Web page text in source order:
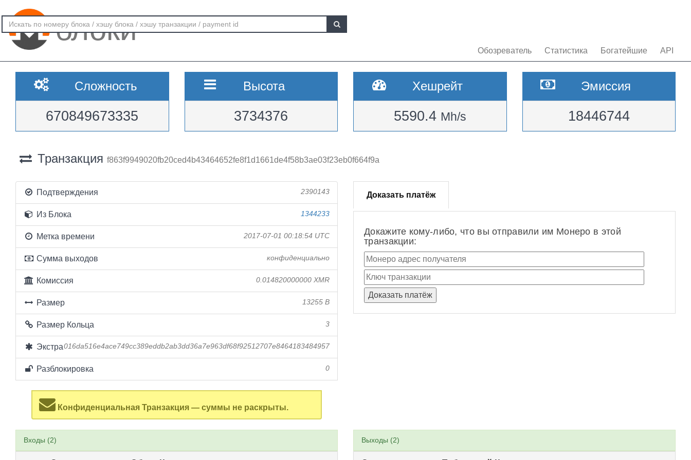
блоки
Обозреватель Статистика Богатейшие API
Сложность
670849673335
Высота
3734376
Хешрейт
5590.4 Mh/s
Эмиссия
18446744
Транзакция f863f9949020fb20ced4b43464652fe8f1d1661de4f58b3ae03f23eb0f664f9a
Подтверждения 2390143
Из Блока 1344233
Метка времени 2017-07-01 00:18:54 UTC
Сумма выходов конфиденциально
Комиссия 0.014820000000 XMR
Размер 13255 B
Размер Кольца 3
Экстра016da516e4ace749cc389eddb2ab3dd36a7e963df68f92512707e8464183484957
Разблокировка 0
Конфиденциальная Транзакция — суммы не раскрыты.
Доказать платёж
Докажите кому-либо, что вы отправили им Монеро в этой
транзакции:
Входы (2) Выходы (2)